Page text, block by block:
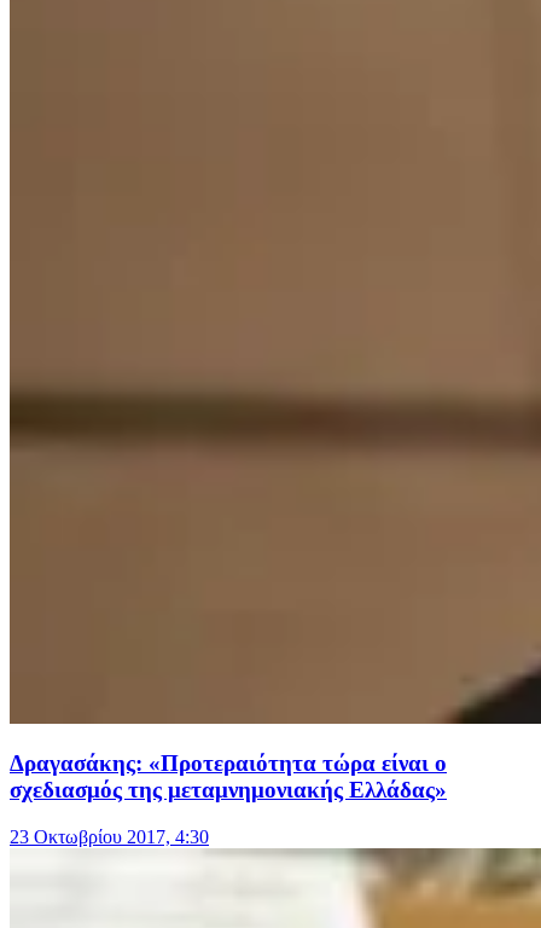
Δραγασάκης: «Προτεραιότητα τώρα είναι ο
σχεδιασμός της μεταμνημονιακής Ελλάδας»
23 Οκτωβρίου 2017, 4:30